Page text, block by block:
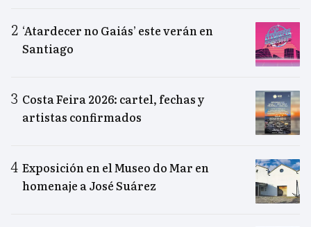
‘Atardecer no Gaiás’ este verán en
Santiago
Costa Feira 2026: cartel, fechas y
artistas confirmados
Exposición en el Museo do Mar en
homenaje a José Suárez